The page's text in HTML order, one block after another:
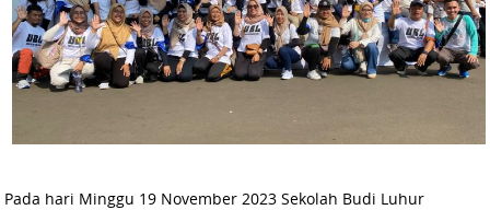
Pada hari Minggu 19 November 2023 Sekolah Budi Luhur